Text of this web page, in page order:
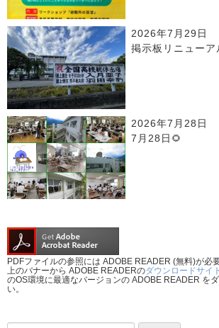
2026年7月29日
掲示板リニュー
2026年7月28日
7月28日🌻
PDFファイルの参照には ADOBE READER (無料)が必
上のバナーから ADOBE READERのダウンロードサイ
のOS環境に最適なバージョンの ADOBE READER を
い。